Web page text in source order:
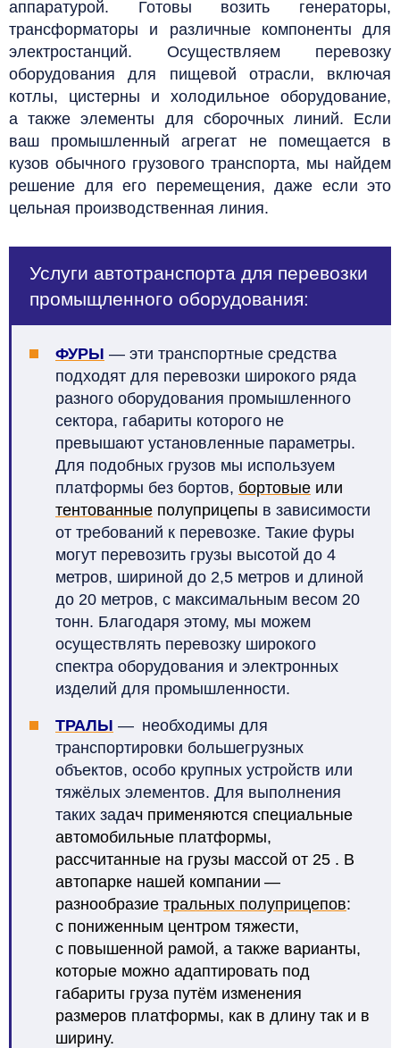
аппаратурой. Готовы возить генераторы,
трансформаторы и различные компоненты для
электростанций. Осуществляем перевозку
оборудования для пищевой отрасли, включая
котлы, цистерны и холодильное оборудование,
а также элементы для сборочных линий. Если
ваш промышленный агрегат не помещается в
кузов обычного грузового транспорта, мы найдем
решение для его перемещения, даже если это
цельная производственная линия.
Услуги автотранспорта для перевозки
промыщленного оборудования:
ФУРЫ — эти транспортные средства
подходят для перевозки широкого ряда
разного оборудования промышленного
сектора, габариты которого не
превышают установленные параметры.
Для подобных грузов мы используем
платформы без бортов, бортовые или
тентованные полуприцепы в зависимости
от требований к перевозке. Такие фуры
могут перевозить грузы высотой до 4
метров, шириной до 2,5 метров и длиной
до 20 метров, с максимальным весом 20
тонн. Благодаря этому, мы можем
осуществлять перевозку широкого
спектра оборудования и электронных
изделий для промышленности.
ТРАЛЫ — необходимы для
транспортировки большегрузных
объектов, особо крупных устройств или
тяжёлых элементов. Для выполнения
таких задач применяются специальные
автомобильные платформы,
рассчитанные на грузы массой от 25 . В
автопарке нашей компании —
разнообразие тральных полуприцепов:
с пониженным центром тяжести,
с повышенной рамой, а также варианты,
которые можно адаптировать под
габариты груза путём изменения
размеров платформы, как в длину так и в
ширину.